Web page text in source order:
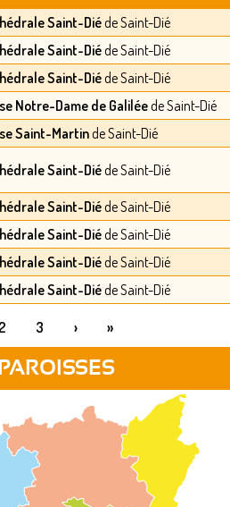
Saint-Diéde Saint-Dié
Saint-Diéde Saint-Dié
Saint-Diéde Saint-Dié
Notre-Dame de Galiléede Saint-Dié
Saint-Martinde Saint-Dié
Saint-Diéde Saint-Dié
Saint-Diéde Saint-Dié
Saint-Diéde Saint-Dié
Saint-Diéde Saint-Dié
Saint-Diéde Saint-Dié
2 3 › »